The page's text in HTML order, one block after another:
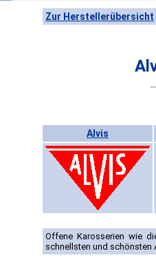
Zur Herstellerübersicht
Alvis
Offene Karosserien wie
schnellsten und schönsten